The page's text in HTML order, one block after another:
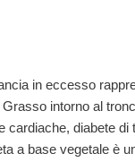
in eccesso
intorno al
cardiache, diabete di
a base vegetale è